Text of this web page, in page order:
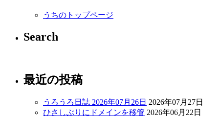
うちのトップページ
Search
最近の投稿
うろうろ日誌 2026年07月26日 2026年07月27日
ひさしぶりにドメインを移管 2026年06月22日